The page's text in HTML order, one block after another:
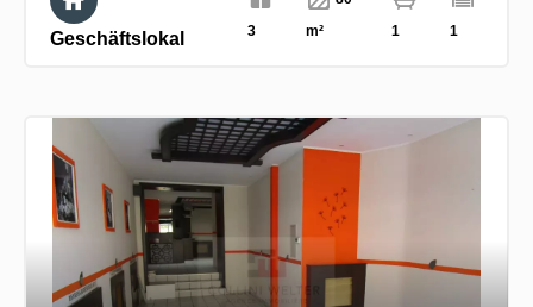
Geschäftslokal 3
m²
1 1